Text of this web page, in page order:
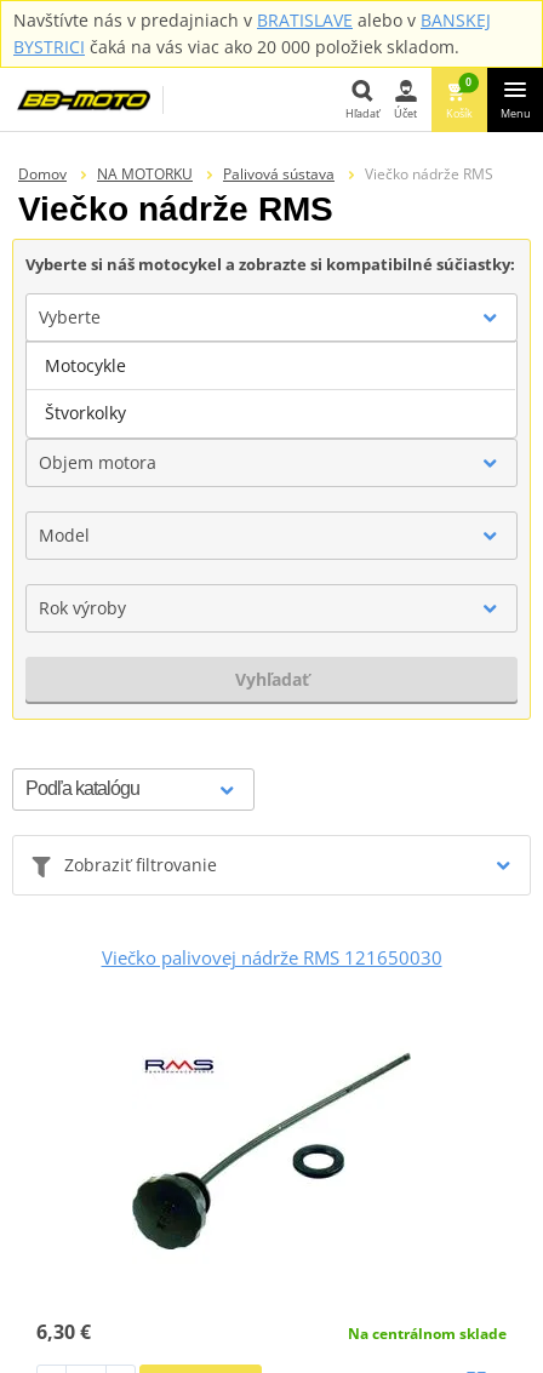
Navštívte nás v predajniach v BRATISLAVE alebo v BANSKEJ
BYSTRICI čaká na vás viac ako 20 000 položiek skladom.
Hľadať
Hľadať Účet
0
Košík Menu
Domov NA MOTORKU Palivová sústava Viečko nádrže RMS
Viečko nádrže RMS
Vyberte si náš motocykel a zobrazte si kompatibilné súčiastky:
Vyberte
Značka
Objem motora
Model
Rok výroby
Vyhľadať
Zobraziť filtrovanie
Viečko palivovej nádrže RMS 121650030
6,30 € Na centrálnom sklade
Motocykle
Štvorkolky